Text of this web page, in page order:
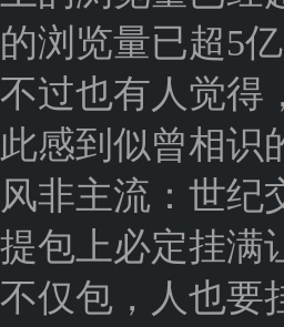
的浏览量已超5亿
不过也有人觉得
此感到似曾相识
风非主流：世纪
提包上必定挂满
不仅包，人也要